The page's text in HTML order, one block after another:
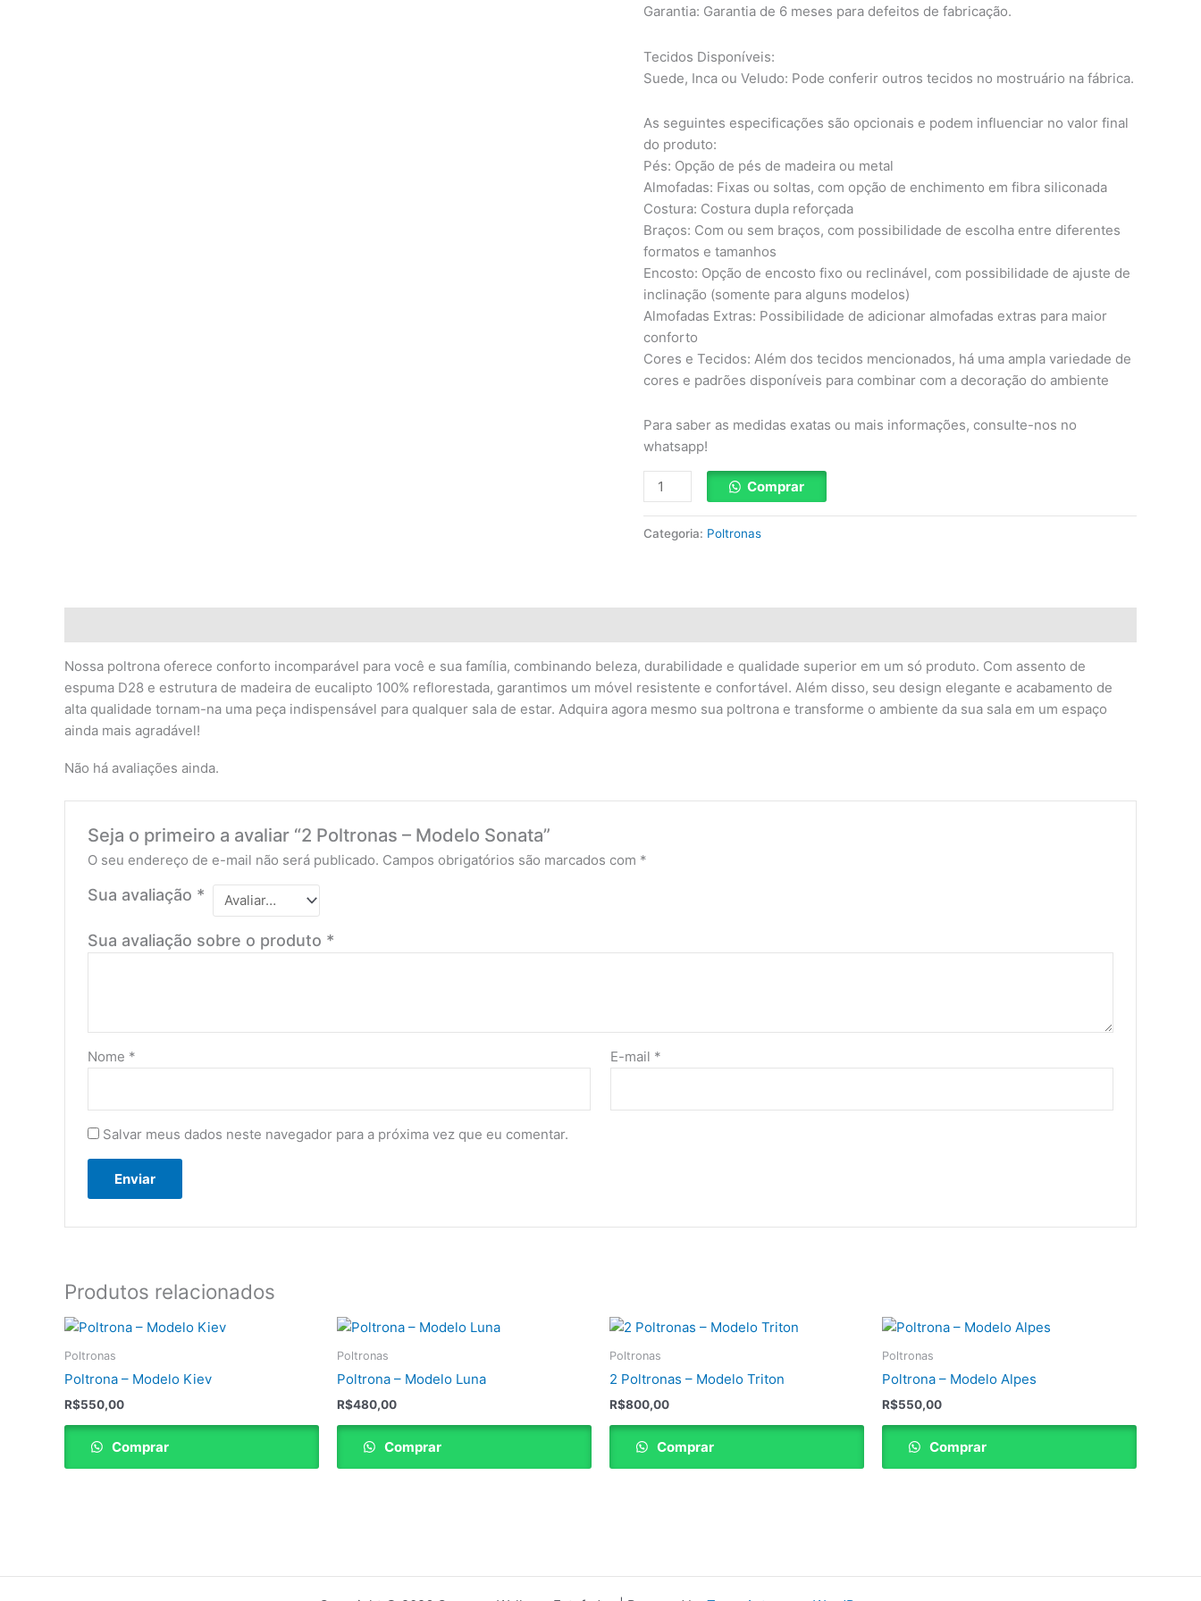
Garantia: Garantia de 6 meses para defeitos de fabricação.
Tecidos Disponíveis:
Suede, Inca ou Veludo: Pode conferir outros tecidos no mostruário na fábrica.
As seguintes especificações são opcionais e podem influenciar no valor final
do produto:
Pés: Opção de pés de madeira ou metal
Almofadas: Fixas ou soltas, com opção de enchimento em fibra siliconada
Costura: Costura dupla reforçada
Braços: Com ou sem braços, com possibilidade de escolha entre diferentes
formatos e tamanhos
Encosto: Opção de encosto fixo ou reclinável, com possibilidade de ajuste de
inclinação (somente para alguns modelos)
Almofadas Extras: Possibilidade de adicionar almofadas extras para maior
conforto
Cores e Tecidos: Além dos tecidos mencionados, há uma ampla variedade de
cores e padrões disponíveis para combinar com a decoração do ambiente
Para saber as medidas exatas ou mais informações, consulte-nos no
whatsapp!
Comprar
Categoria: Poltronas
Nossa poltrona oferece conforto incomparável para você e sua família, combinando beleza, durabilidade e qualidade superior em um só produto. Com assento de
espuma D28 e estrutura de madeira de eucalipto 100% reflorestada, garantimos um móvel resistente e confortável. Além disso, seu design elegante e acabamento de
alta qualidade tornam-na uma peça indispensável para qualquer sala de estar. Adquira agora mesmo sua poltrona e transforme o ambiente da sua sala em um espaço
ainda mais agradável!
Não há avaliações ainda.
Seja o primeiro a avaliar “2 Poltronas – Modelo Sonata”
O seu endereço de e-mail não será publicado. Campos obrigatórios são marcados com *
Sua avaliação *
Sua avaliação sobre o produto *
Nome * E-mail *
Salvar meus dados neste navegador para a próxima vez que eu comentar.
Produtos relacionados
Poltronas
Poltrona – Modelo Kiev
R$550,00
Comprar
Poltronas
Poltrona – Modelo Luna
R$480,00
Comprar
Poltronas
2 Poltronas – Modelo Triton
R$800,00
Comprar
Poltronas
Poltrona – Modelo Alpes
R$550,00
Comprar